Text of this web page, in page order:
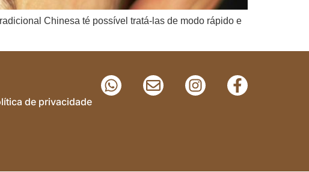
Chinesa té possível tratá-las de modo rápido e
de privacidade